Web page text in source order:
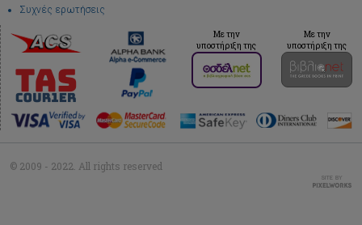
Συχνές ερωτήσεις
Με την
υποστήριξη της
Με την
υποστήριξη της
© 2009 - 2022. All rights reserved